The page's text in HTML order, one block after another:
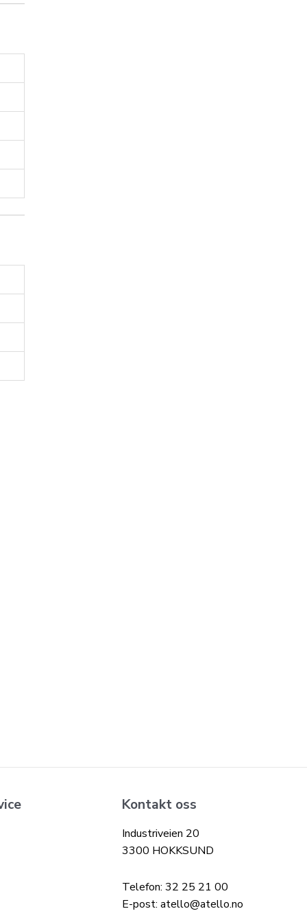
Kontakt oss
Industriveien 20
3300 HOKKSUND
Telefon: 32 25 21 00
E-post: atello@atello.no